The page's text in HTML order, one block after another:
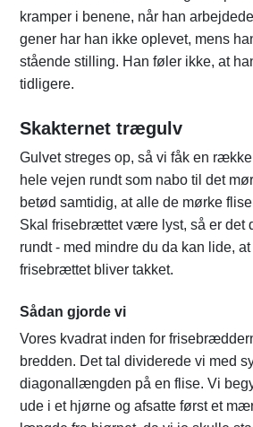
kramper i benene, når han
gener har han ikke oplevet, mens
stående stilling. Han føler ikke, at
tidligere.
Skakternet trægulv
Gulvet streges op, så vi fåk en
hele vejen rundt som nabo til det
betød samtidig, at alle de mørke
Skal frisebrættet være lyst, så er det
rundt - med mindre du da kan lide,
frisebrættet bliver takket.
Sådan gjorde vi
Vores kvadrat inden for
bredden. Det tal dividerede vi med
diagonallængden på en flise. Vi
ude i et hjørne og afsatte først et